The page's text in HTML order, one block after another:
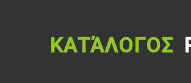
ΚΑΤΆΛΟΓΟΣ